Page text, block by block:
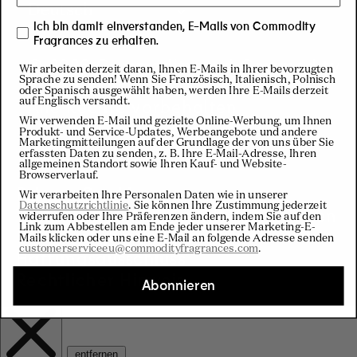
o
u
n
t
r
y
/
e
Deutsch
© 2026 Commodity und Commodity
Fragrances.
Alle Rechte vorbehalten
PrivacyCookie
Verkaufsbedingungen & Konditionen
Bedingungen und Konditionen
Haftungsausschluss
Rechtlicher Hinweis
Ich bin damit einverstanden, E-Mails von Commodity
Fragrances zu erhalten.
Wir arbeiten derzeit daran, Ihnen E-Mails in Ihrer bevorzugten
Sprache zu senden! Wenn Sie Französisch, Italienisch, Polnisch
oder Spanisch ausgewählt haben, werden Ihre E-Mails derzeit
auf Englisch versandt.
Wir verwenden E-Mail und gezielte Online-Werbung, um Ihnen
Produkt- und Service-Updates, Werbeangebote und andere
Marketingmitteilungen auf der Grundlage der von uns über Sie
erfassten Daten zu senden, z. B. Ihre E-Mail-Adresse, Ihren
allgemeinen Standort sowie Ihren Kauf- und Website-
Browserverlauf.
Wir verarbeiten Ihre Personalen Daten wie in unserer
Datenschutzrichtlinie. Sie können Ihre Zustimmung jederzeit
widerrufen oder Ihre Präferenzen ändern, indem Sie auf den
Link zum Abbestellen am Ende jeder unserer Marketing-E-
Mails klicken oder uns eine E-Mail an folgende Adresse senden
customerserviceeu@commodityfragrances.com.
Abonnieren